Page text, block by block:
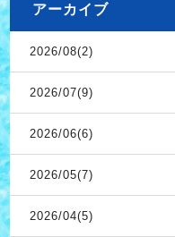
アーカイブ
2026/08(2)
2026/07(9)
2026/06(6)
2026/05(7)
2026/04(5)